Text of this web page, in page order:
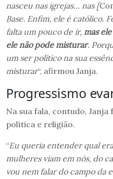
nasceu nas igrejas… nas [
Base. Enfim, ele é católico.
falta um pouco de ir, mas
ele não pode misturar.
um ser político na sua
misturar“, afirmou Janja.
Progressismo
Na sua fala, contudo,
política e religião.
“Eu queria entender qual
mulheres viam em nós, do
vou nem falar do campo da